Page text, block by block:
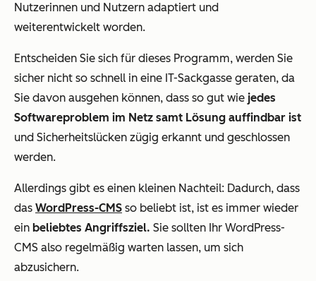
Nutzerinnen und Nutzern adaptiert und
weiterentwickelt worden.
Entscheiden Sie sich für dieses Programm, werden Sie
sicher nicht so schnell in eine IT-Sackgasse geraten, da
Sie davon ausgehen können, dass so gut wie jedes
Softwareproblem im Netz samt Lösung auffindbar ist
und Sicherheitslücken zügig erkannt und geschlossen
werden.
Allerdings gibt es einen kleinen Nachteil: Dadurch, dass
das WordPress-CMS so beliebt ist, ist es immer wieder
ein beliebtes Angriffsziel. Sie sollten Ihr WordPress-
CMS also regelmäßig warten lassen, um sich
abzusichern.